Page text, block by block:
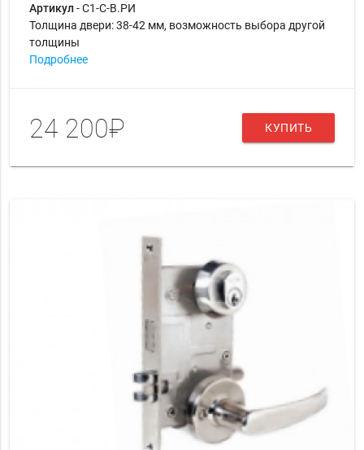
Артикул- С1-С-В.РИ
Толщина двери: 38-42 мм, возможность выбора другой
толщины
Подробнее
24 200₽ КУПИТЬ